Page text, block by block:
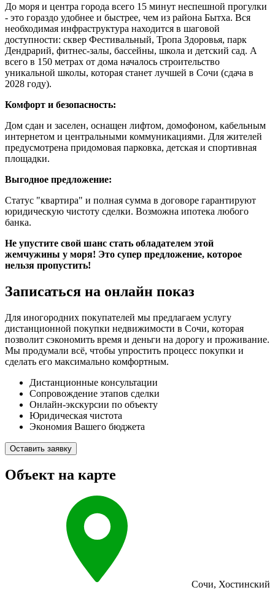
До моря и центра города всего 15 минут неспешной прогулки
- это гораздо удобнее и быстрее, чем из района Бытха. Вся
необходимая инфраструктура находится в шаговой
доступности: сквер Фестивальный, Тропа Здоровья, парк
Дендрарий, фитнес-залы, бассейны, школа и детский сад. А
всего в 150 метрах от дома началось строительство
уникальной школы, которая станет лучшей в Сочи (сдача в
2028 году).
Комфорт и безопасность:
Дом сдан и заселен, оснащен лифтом, домофоном, кабельным
интернетом и центральными коммуникациями. Для жителей
предусмотрена придомовая парковка, детская и спортивная
площадки.
Выгодное предложение:
Статус "квартира" и полная сумма в договоре гарантируют
юридическую чистоту сделки. Возможна ипотека любого
банка.
Не упустите свой шанс стать обладателем этой
жемчужины у моря! Это супер предложение, которое
нельзя пропустить!
Записаться на онлайн показ
Для иногородних покупателей мы предлагаем услугу
дистанционной покупки недвижимости в Сочи, которая
позволит сэкономить время и деньги на дорогу и проживание.
Мы продумали всё, чтобы упростить процесс покупки и
сделать его максимально комфортным.
Дистанционные консультации
Сопровождение этапов сделки
Онлайн-экскурсии по объекту
Юридическая чистота
Экономия Вашего бюджета
Оставить заявку
Объект на карте
Сочи, Хостинский